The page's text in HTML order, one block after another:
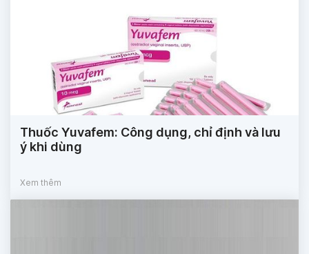
Thuốc Yuvafem: Công dụng, chỉ định và lưu
ý khi dùng
Xem thêm